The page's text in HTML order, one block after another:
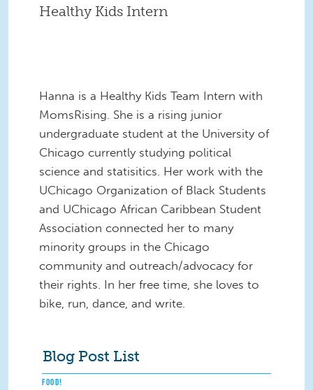
Healthy Kids Intern
Hanna is a Healthy Kids Team Intern with
MomsRising. She is a rising junior
undergraduate student at the University of
Chicago currently studying political
science and statisitics. Her work with the
UChicago Organization of Black Students
and UChicago African Caribbean Student
Association connected her to many
minority groups in the Chicago
community and outreach/advocacy for
their rights. In her free time, she loves to
bike, run, dance, and write.
Blog Post List
FOOD!